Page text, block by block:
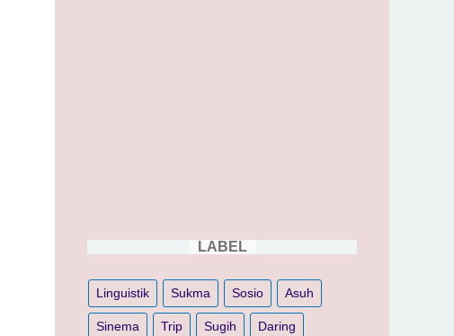
LABEL
Linguistik Sukma Sosio Asuh
Sinema Trip Sugih Daring